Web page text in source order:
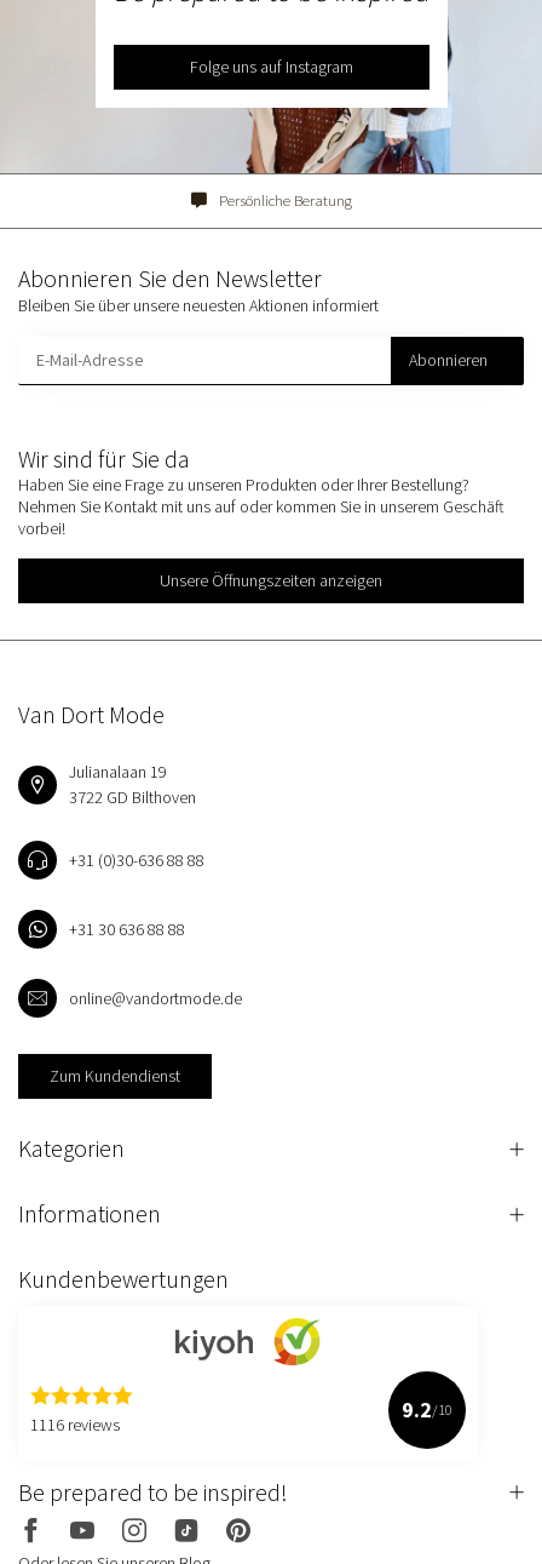
Folge uns auf Instagram
Persönliche Beratung
Wir sind für Sie da
Haben Sie eine Frage zu unseren Produkten oder Ihrer Bestellung?
Nehmen Sie Kontakt mit uns auf oder kommen Sie in unserem Geschäft
vorbei!
Unsere Öffnungszeiten anzeigen
Abonnieren Sie den Newsletter
Bleiben Sie über unsere neuesten Aktionen informiert
Abonnieren
Van Dort Mode
Julianalaan 19
3722 GD Bilthoven
+31 (0)30-636 88 88
+31 30 636 88 88
online@vandortmode.de
Zum Kundendienst
Kategorien
Informationen
Kundenbewertungen
1116 reviews
9.2/10
Be prepared to be inspired!